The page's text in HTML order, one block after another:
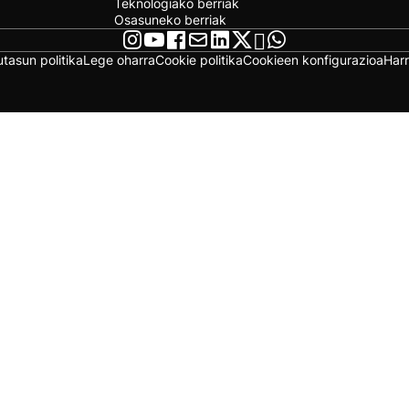
Teknologiako berriak
Osasuneko berriak
politikaLege oharraCookie politikaCookieen konfigurazioa